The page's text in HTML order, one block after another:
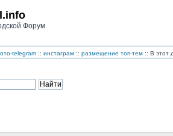
Форум
telegram :: инстаграм :: размещение топ-тем :: В этот